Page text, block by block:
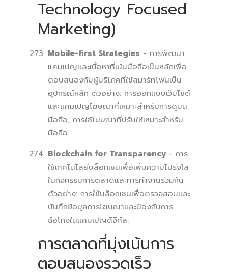
Technology Focused
Marketing)
Mobile-first Strategies - การพัฒนา
แคมเปญและเนื้อหาที่เน้นมือถือเป็นหลักเพื่อ
ตอบสนองกับผู้บริโภคที่ใช้สมาร์ทโฟนเป็น
อุปกรณ์หลัก ตัวอย่าง: การออกแบบเว็บไซต์
และแคมเปญโฆษณาที่เหมาะสำหรับการดูบน
มือถือ, การใช้โฆษณาที่ปรับให้เหมาะสำหรับ
มือถือ.
Blockchain for Transparency - การ
ใช้เทคโนโลยีบล็อกเชนเพื่อเพิ่มความโปร่งใส
ในกิจกรรมการตลาดและการทำงานร่วมกัน
ตัวอย่าง: การใช้บล็อกเชนเพื่อตรวจสอบและ
บันทึกข้อมูลการโฆษณาและป้องกันการ
ฉ้อโกงในแคมเปญดิจิทัล.
การตลาดที่มุ่งเน้นการ
ตอบสนองรวดเร็ว